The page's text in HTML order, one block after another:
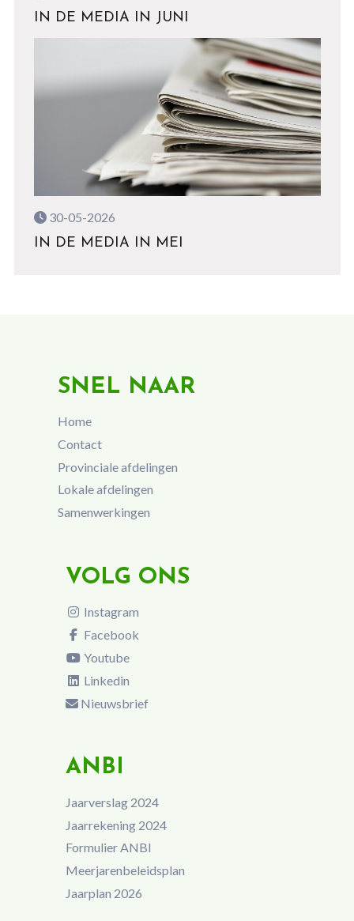
IN DE MEDIA IN JUNI
30-05-2026
IN DE MEDIA IN MEI
SNEL NAAR
Home
Contact
Provinciale afdelingen
Lokale afdelingen
Samenwerkingen
VOLG ONS
Instagram
Facebook
Youtube
Linkedin
Nieuwsbrief
ANBI
Jaarverslag 2024
Jaarrekening 2024
Formulier ANBI
Meerjarenbeleidsplan
Jaarplan 2026